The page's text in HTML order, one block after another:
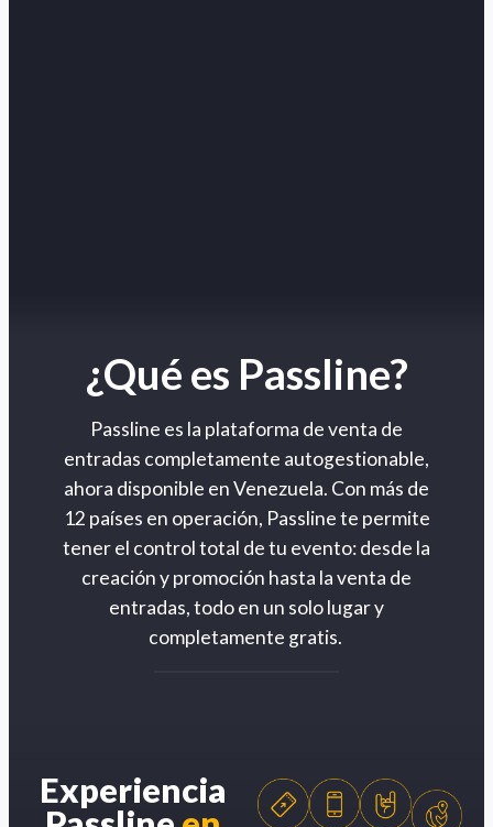
¿Qué es Passline?
Passline es la plataforma de venta de
entradas completamente autogestionable,
ahora disponible en Venezuela. Con más de
12 países en operación, Passline te permite
tener el control total de tu evento: desde la
creación y promoción hasta la venta de
entradas, todo en un solo lugar y
completamente gratis.
Experiencia